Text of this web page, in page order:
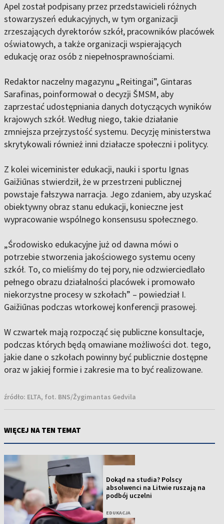
Apel został podpisany przez przedstawicieli różnych
stowarzyszeń edukacyjnych, w tym organizacji
zrzeszających dyrektorów szkół, pracowników placówek
oświatowych, a także organizacji wspierających
edukację oraz osób z niepełnosprawnościami.
Redaktor naczelny magazynu „Reitingai”, Gintaras
Sarafinas, poinformował o decyzji ŠMSM, aby
zaprzestać udostępniania danych dotyczących wyników
krajowych szkół. Według niego, takie działanie
zmniejsza przejrzystość systemu. Decyzję ministerstwa
skrytykowali również inni działacze społeczni i politycy.
Z kolei wiceminister edukacji, nauki i sportu Ignas
Gaižiūnas stwierdził, że w przestrzeni publicznej
powstaje fałszywa narracja. Jego zdaniem, aby uzyskać
obiektywny obraz stanu edukacji, konieczne jest
wypracowanie wspólnego konsensusu społecznego.
„Środowisko edukacyjne już od dawna mówi o
potrzebie stworzenia jakościowego systemu oceny
szkół. To, co mieliśmy do tej pory, nie odzwierciedlało
pełnego obrazu działalności placówek i promowało
niekorzystne procesy w szkołach” – powiedział I.
Gaižiūnas podczas wtorkowej konferencji prasowej.
W czwartek mają rozpocząć się publiczne konsultacje,
podczas których będą omawiane możliwości dot. tego,
jakie dane o szkołach powinny być publicznie dostępne
oraz w jakiej formie i zakresie ma to być realizowane.
źródło: ELTA, fot. BNS/Žygimantas Gedvila
WIĘCEJ NA TEN TEMAT
Dokąd na studia? Polscy
absolwenci na Litwie ruszają na
podbój uczelni
EDUKACJA